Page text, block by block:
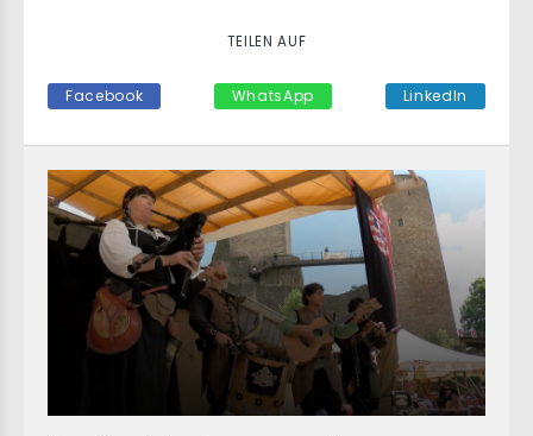
TEILEN AUF
Facebook WhatsApp LinkedIn